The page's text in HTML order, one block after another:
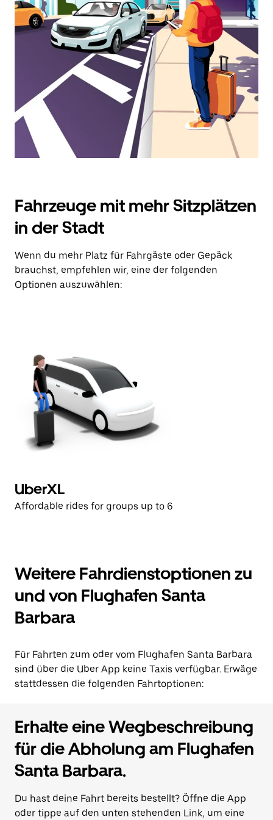
und
ein
Datum
auszuwählen.
den
Kalender
zu
schließen.
Fahrzeuge mit mehr Sitzplätzen
in der Stadt
Wenn du mehr Platz für Fahrgäste oder Gepäck
brauchst, empfehlen wir, eine der folgenden
Optionen auszuwählen:
UberXL
Affordable rides for groups up to 6
Weitere Fahrdienstoptionen zu
und von Flughafen Santa
Barbara
Für Fahrten zum oder vom Flughafen Santa Barbara
sind über die Uber App keine Taxis verfügbar. Erwäge
stattdessen die folgenden Fahrtoptionen:
Erhalte eine Wegbeschreibung
für die Abholung am Flughafen
Santa Barbara.
Du hast deine Fahrt bereits bestellt? Öffne die App
oder tippe auf den unten stehenden Link, um eine